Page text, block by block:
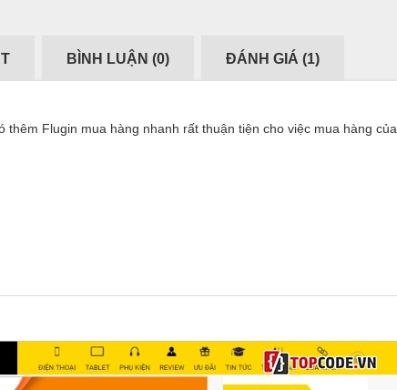
BÌNH LUẬN (0) ĐÁNH GIÁ (1)
Flugin mua hàng nhanh rất thuận tiện cho việc mua hàng của